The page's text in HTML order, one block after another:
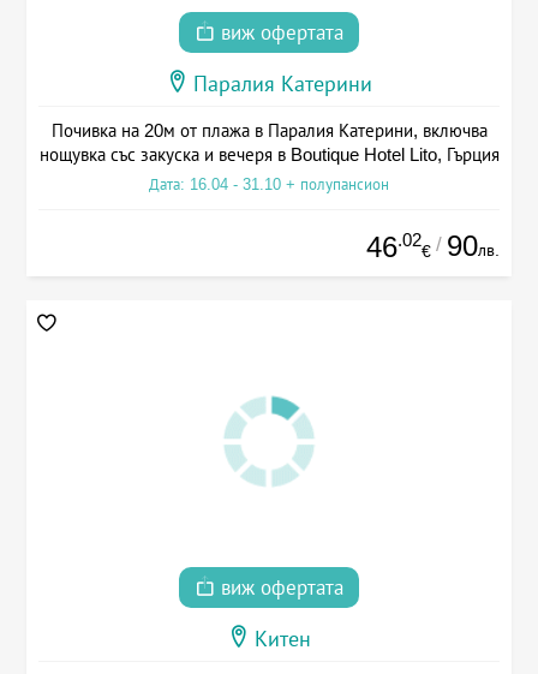
виж офертата
Паралия Катерини
Почивка на 20м от плажа в Паралия Катерини, включва
нощувка със закуска и вечеря в Boutique Hotel Lito, Гърция
Дата: 16.04 - 31.10 + полупансион
46.02
€ / 90лв.
виж офертата
Китен